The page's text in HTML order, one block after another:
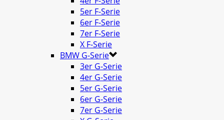
5er F-Serie
6er F-Serie
7er F-Serie
X F-Serie
BMW G-Serie
3er G-Serie
4er G-Serie
5er G-Serie
6er G-Serie
7er G-Serie